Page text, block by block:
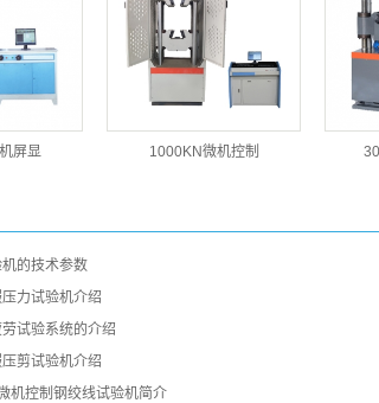
屏显 1000KN微机控制
的技术参数
力试验机介绍
试验系统的介绍
剪试验机介绍
机控制钢绞线试验机简介